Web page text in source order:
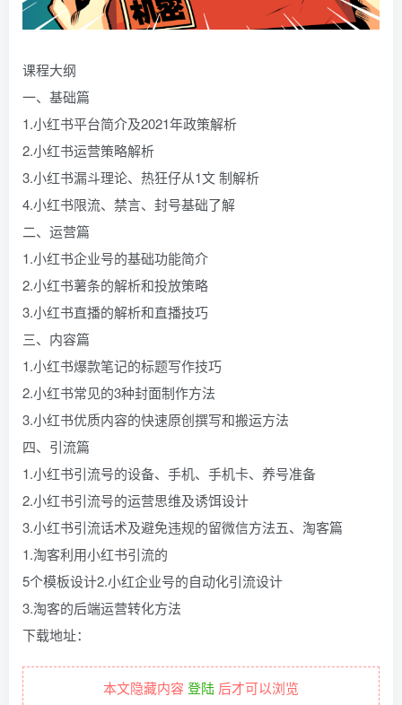
课程大纲
一、基础篇
1.小红书平台简介及2021年政策解析
2.小红书运营策略解析
3.小红书漏斗理论、热狂仔从1文 制解析
4.小红书限流、禁言、封号基础了解
二、运营篇
1.小红书企业号的基础功能简介
2.小红书薯条的解析和投放策略
3.小红书直播的解析和直播技巧
三、内容篇
1.小红书爆款笔记的标题写作技巧
2.小红书常见的3种封面制作方法
3.小红书优质内容的快速原创撰写和搬运方法
四、引流篇
1.小红书引流号的设备、手机、手机卡、养号准备
2.小红书引流号的运营思维及诱饵设计
3.小红书引流话术及避免违规的留微信方法五、淘客篇
1.淘客利用小红书引流的
5个模板设计2.小红企业号的自动化引流设计
3.淘客的后端运营转化方法
下载地址：
本文隐藏内容 登陆 后才可以浏览